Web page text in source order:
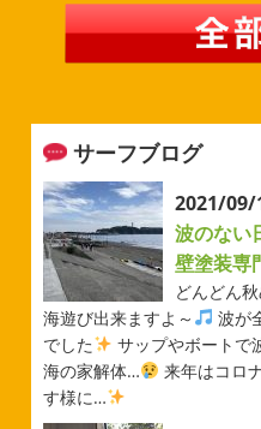
＊
みなさんこんにちは(#^.^#)
続いていますがいかがお過
運動する機会が少ないので
2026/05/
ベルマー
川・茅ヶ
＊
みなさんこんにちは(#^.^#)
でその時の写真を載せよう
援(*^▽^*) 弊社の新しい担当
今シーズンもよろしく
サーフブログ
2021/09/
波のない
壁塗装専
どんどん
海遊び出来ますよ～
波が
でした
サップやボートで
海の家解体…
来年はコロ
す様に…